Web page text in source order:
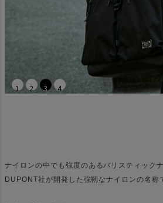
1 2 3 4
ナイロンの中でも強度のあるバリスティック
DUPONT社が開発した強靭なナイロンの名称